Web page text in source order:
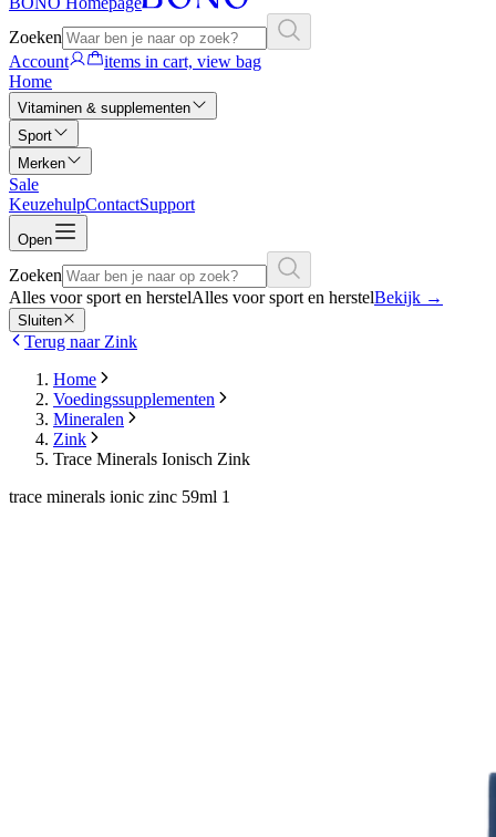
Zoeken
Account
items in cart, view bag
Home
Vitaminen & supplementen
Sport
Merken
Sale
KeuzehulpContactSupport
Open
Zoeken
Alles voor sport en herstelAlles voor sport en herstelBekijk →
Sluiten
Terug naar Zink
Home
Voedingssupplementen
Mineralen
Zink
Trace Minerals Ionisch Zink
trace minerals ionic zinc 59ml 1